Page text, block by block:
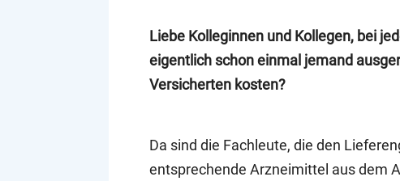
Liebe Kolleginnen und Kollegen, bei
eigentlich schon einmal jemand
Versicherten kosten?
Da sind die Fachleute, die den
entsprechende Arzneimittel aus dem